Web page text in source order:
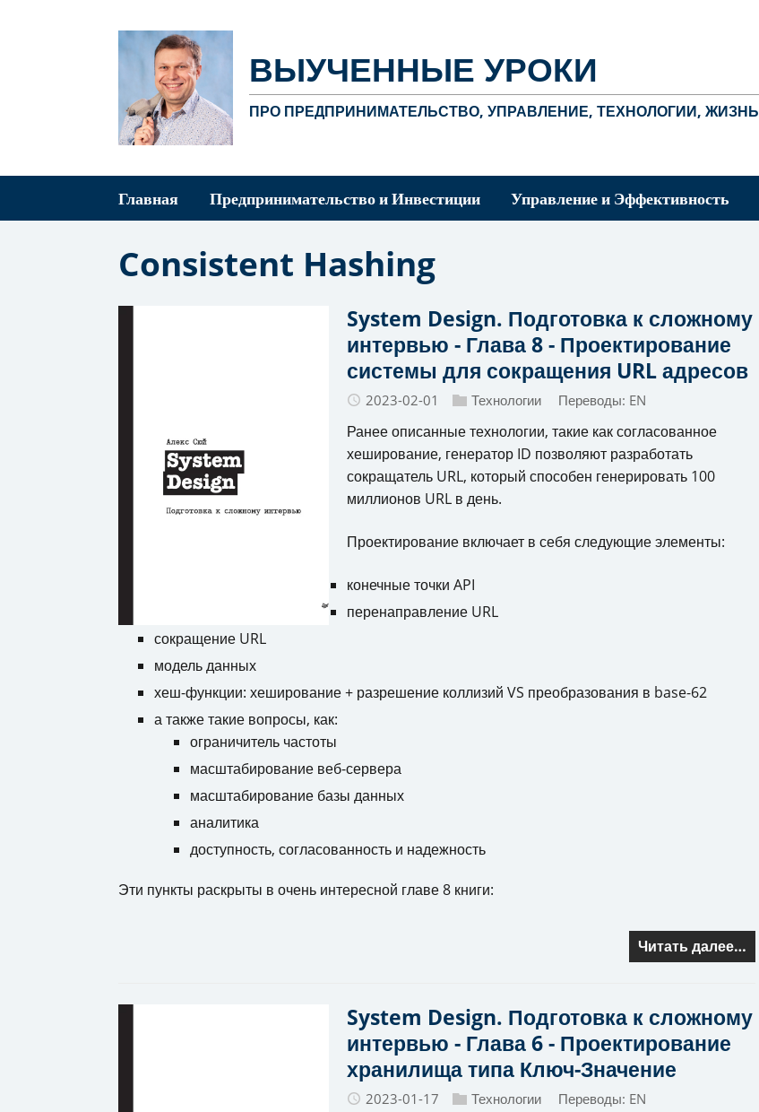
ВЫУЧЕННЫЕ УРОКИ
ПРО ПРЕДПРИНИМАТЕЛЬСТВО, УПРАВЛЕНИЕ, ТЕХНОЛОГИИ, ЖИЗНЬ
Главная Предпринимательство и Инвестиции Управление и Эффективность
Consistent Hashing
System Design. Подготовка к сложному
интервью - Глава 8 - Проектирование
системы для сокращения URL адресов
2023-02-01 Технологии Переводы: EN
Ранее описанные технологии, такие как согласованное
хеширование, генератор ID позволяют разработать
сокращатель URL, который способен генерировать 100
миллионов URL в день.
Проектирование включает в себя следующие элементы:
конечные точки API
перенаправление URL
сокращение URL
модель данных
хеш-функции: хеширование + разрешение коллизий VS преобразования в base-62
а также такие вопросы, как:
ограничитель частоты
масштабирование веб-сервера
масштабирование базы данных
аналитика
доступность, согласованность и надежность
Эти пункты раскрыты в очень интересной главе 8 книги:
Читать далее…
System Design. Подготовка к сложному
интервью - Глава 6 - Проектирование
хранилища типа Ключ-Значение
2023-01-17 Технологии Переводы: EN